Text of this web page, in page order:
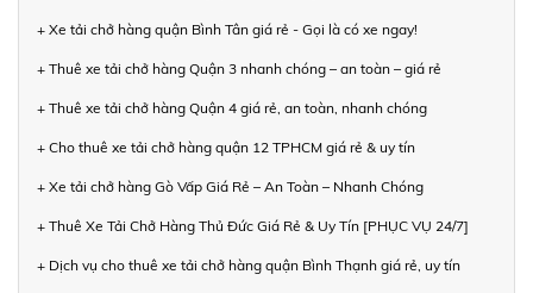
+ Xe tải chở hàng quận Bình Tân giá rẻ - Gọi là có xe ngay!
+ Thuê xe tải chở hàng Quận 3 nhanh chóng – an toàn – giá rẻ
+ Thuê xe tải chở hàng Quận 4 giá rẻ, an toàn, nhanh chóng
+ Cho thuê xe tải chở hàng quận 12 TPHCM giá rẻ & uy tín
+ Xe tải chở hàng Gò Vấp Giá Rẻ – An Toàn – Nhanh Chóng
+ Thuê Xe Tải Chở Hàng Thủ Đức Giá Rẻ & Uy Tín [PHỤC VỤ 24/7]
+ Dịch vụ cho thuê xe tải chở hàng quận Bình Thạnh giá rẻ, uy tín